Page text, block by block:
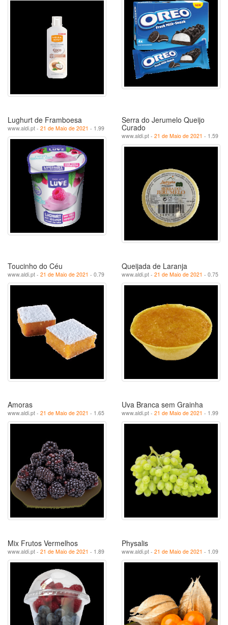
Lughurt de Framboesa
www.aldi.pt - 21 de Maio de 2021 - 1.99
Serra do Jerumelo Queijo
Curado
www.aldi.pt - 21 de Maio de 2021 - 1.59
Toucinho do Céu
www.aldi.pt - 21 de Maio de 2021 - 0.79
Queijada de Laranja
www.aldi.pt - 21 de Maio de 2021 - 0.75
Amoras
www.aldi.pt - 21 de Maio de 2021 - 1.65
Uva Branca sem Grainha
www.aldi.pt - 21 de Maio de 2021 - 1.99
Mix Frutos Vermelhos
www.aldi.pt - 21 de Maio de 2021 - 1.89
Physalis
www.aldi.pt - 21 de Maio de 2021 - 1.09